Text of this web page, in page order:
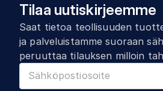
Tilaa uutiskirjeemme
Saat tietoa teollisuuden
ja palveluistamme suoraan
peruuttaa tilauksen milloin